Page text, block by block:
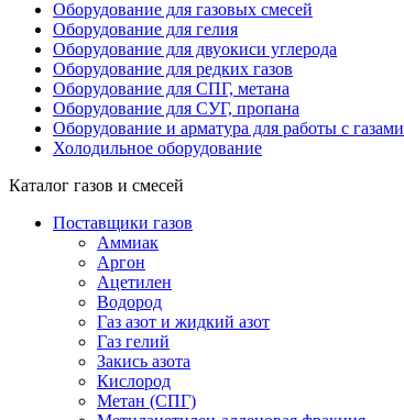
Оборудование для газовых смесей
Оборудование для гелия
Оборудование для двуокиси углерода
Оборудование для редких газов
Оборудование для СПГ, метана
Оборудование для СУГ, пропана
Оборудование и арматура для работы с газами
Холодильное оборудование
Каталог газов и смесей
Поставщики газов
Аммиак
Аргон
Ацетилен
Водород
Газ азот и жидкий азот
Газ гелий
Закись азота
Кислород
Метан (СПГ)